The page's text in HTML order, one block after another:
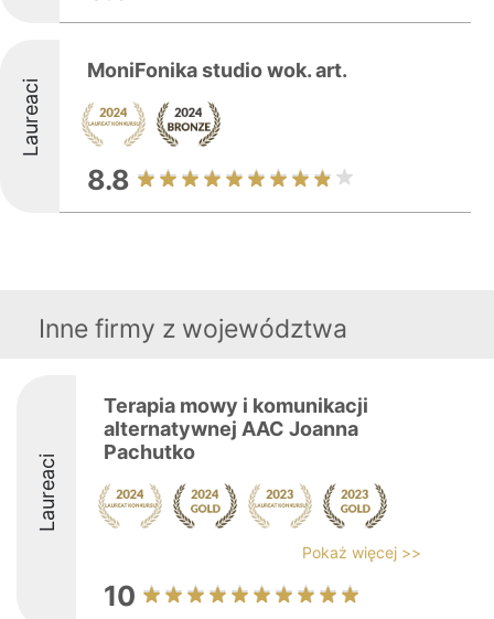
Laureaci
MoniFonika studio wok. art.
8.8
Inne firmy z województwa
Laureaci
Terapia mowy i komunikacji
alternatywnej AAC Joanna
Pachutko
Pokaż więcej >>
10